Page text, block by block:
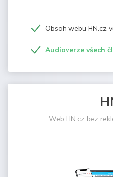
Obsah webu HN.cz
Audioverze všech
Web HN.cz bez